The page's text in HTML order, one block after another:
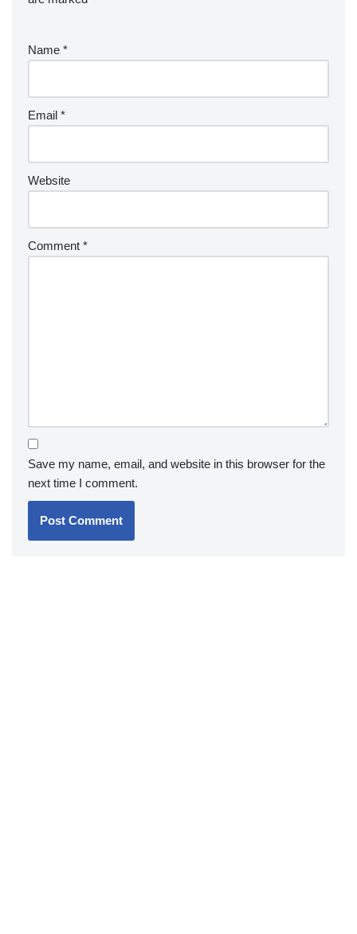
Name *
Email *
Website
Comment *
Save my name, email, and website in this browser for the
next time I comment.